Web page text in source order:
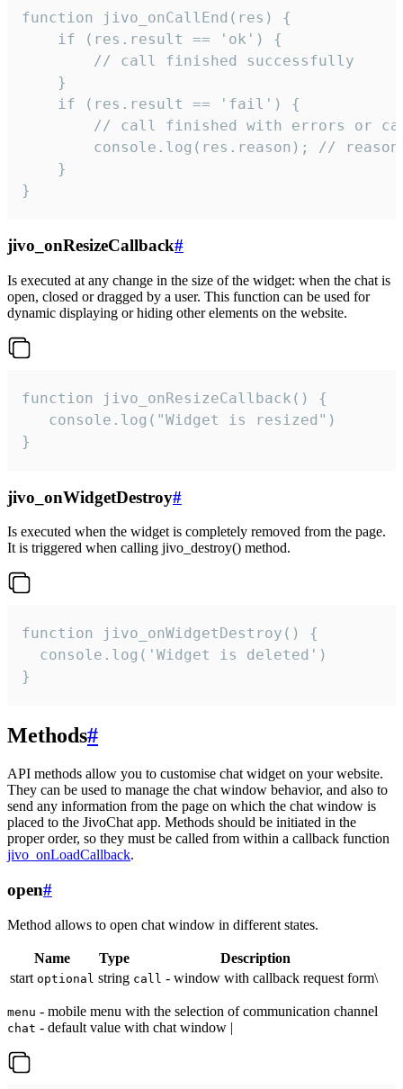
function jivo_onCallEnd(res) {
    if (res.result == 'ok') {
        // call finished successfully
    }
    if (res.result == 'fail') {
// call finished with errors or
console.log(res.reason); //
    }
}
jivo_onResizeCallback#
Is executed at any change in the size of the widget: when the chat is
open, closed or dragged by a user. This function can be used for
dynamic displaying or hiding other elements on the website.
function jivo_onResizeCallback() {
   console.log("Widget is resized")
}
jivo_onWidgetDestroy#
Is executed when the widget is completely removed from the page.
It is triggered when calling jivo_destroy() method.
function jivo_onWidgetDestroy() {
  console.log('Widget is deleted')
}
Methods#
API methods allow you to customise chat widget on your website.
They can be used to manage the chat window behavior, and also to
send any information from the page on which the chat window is
placed to the JivoChat app. Methods should be initiated in the
proper order, so they must be called from within a callback function
jivo_onLoadCallback.
open#
Method allows to open chat window in different states.
Name Type
Description
start optional string call - window with callback request form\
menu - mobile menu with the selection of communication channel
chat - default value with chat window |